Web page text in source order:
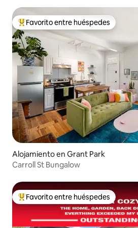
Favorito entre huéspedes preferido
Favorito entre huéspedes
Alojamiento en Grant Park
Carroll St Bungalow
Favorito entre huéspedes preferido
Favorito entre huéspedes